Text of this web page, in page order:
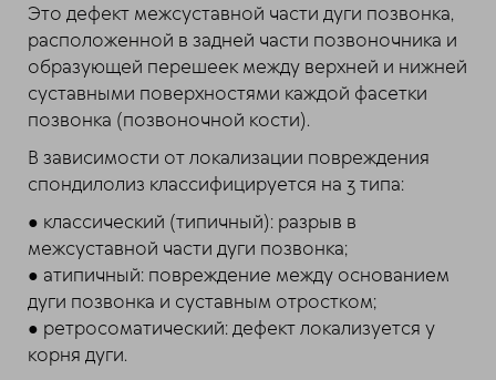
Это дефект межсуставной части дуги позвонка,
расположенной в задней части позвоночника и
образующей перешеек между верхней и нижней
суставными поверхностями каждой фасетки
позвонка (позвоночной кости).
В зависимости от локализации повреждения
спондилолиз классифицируется на 3 типа:
● классический (типичный): разрыв в
межсуставной части дуги позвонка;
● атипичный: повреждение между основанием
дуги позвонка и суставным отростком;
● ретросоматический: дефект локализуется у
корня дуги.